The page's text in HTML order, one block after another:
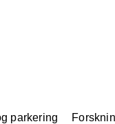
parkering